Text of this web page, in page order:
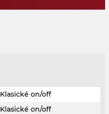
Klasické on/off
Klasické on/off